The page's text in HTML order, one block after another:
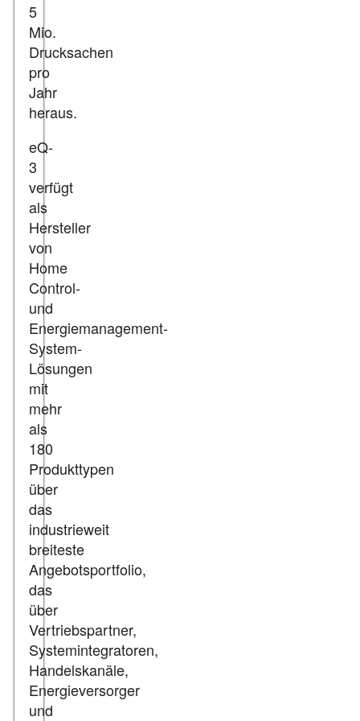
5
Mio.
Drucksachen
pro
Jahr
heraus.
eQ-
3
verfügt
als
Hersteller
von
Home
Control-
und
Energiemanagement-
System-
Lösungen
mit
mehr
als
180
Produkttypen
über
das
industrieweit
breiteste
Angebotsportfolio,
das
über
Vertriebspartner,
Systemintegratoren,
Handelskanäle,
Energieversorger
und